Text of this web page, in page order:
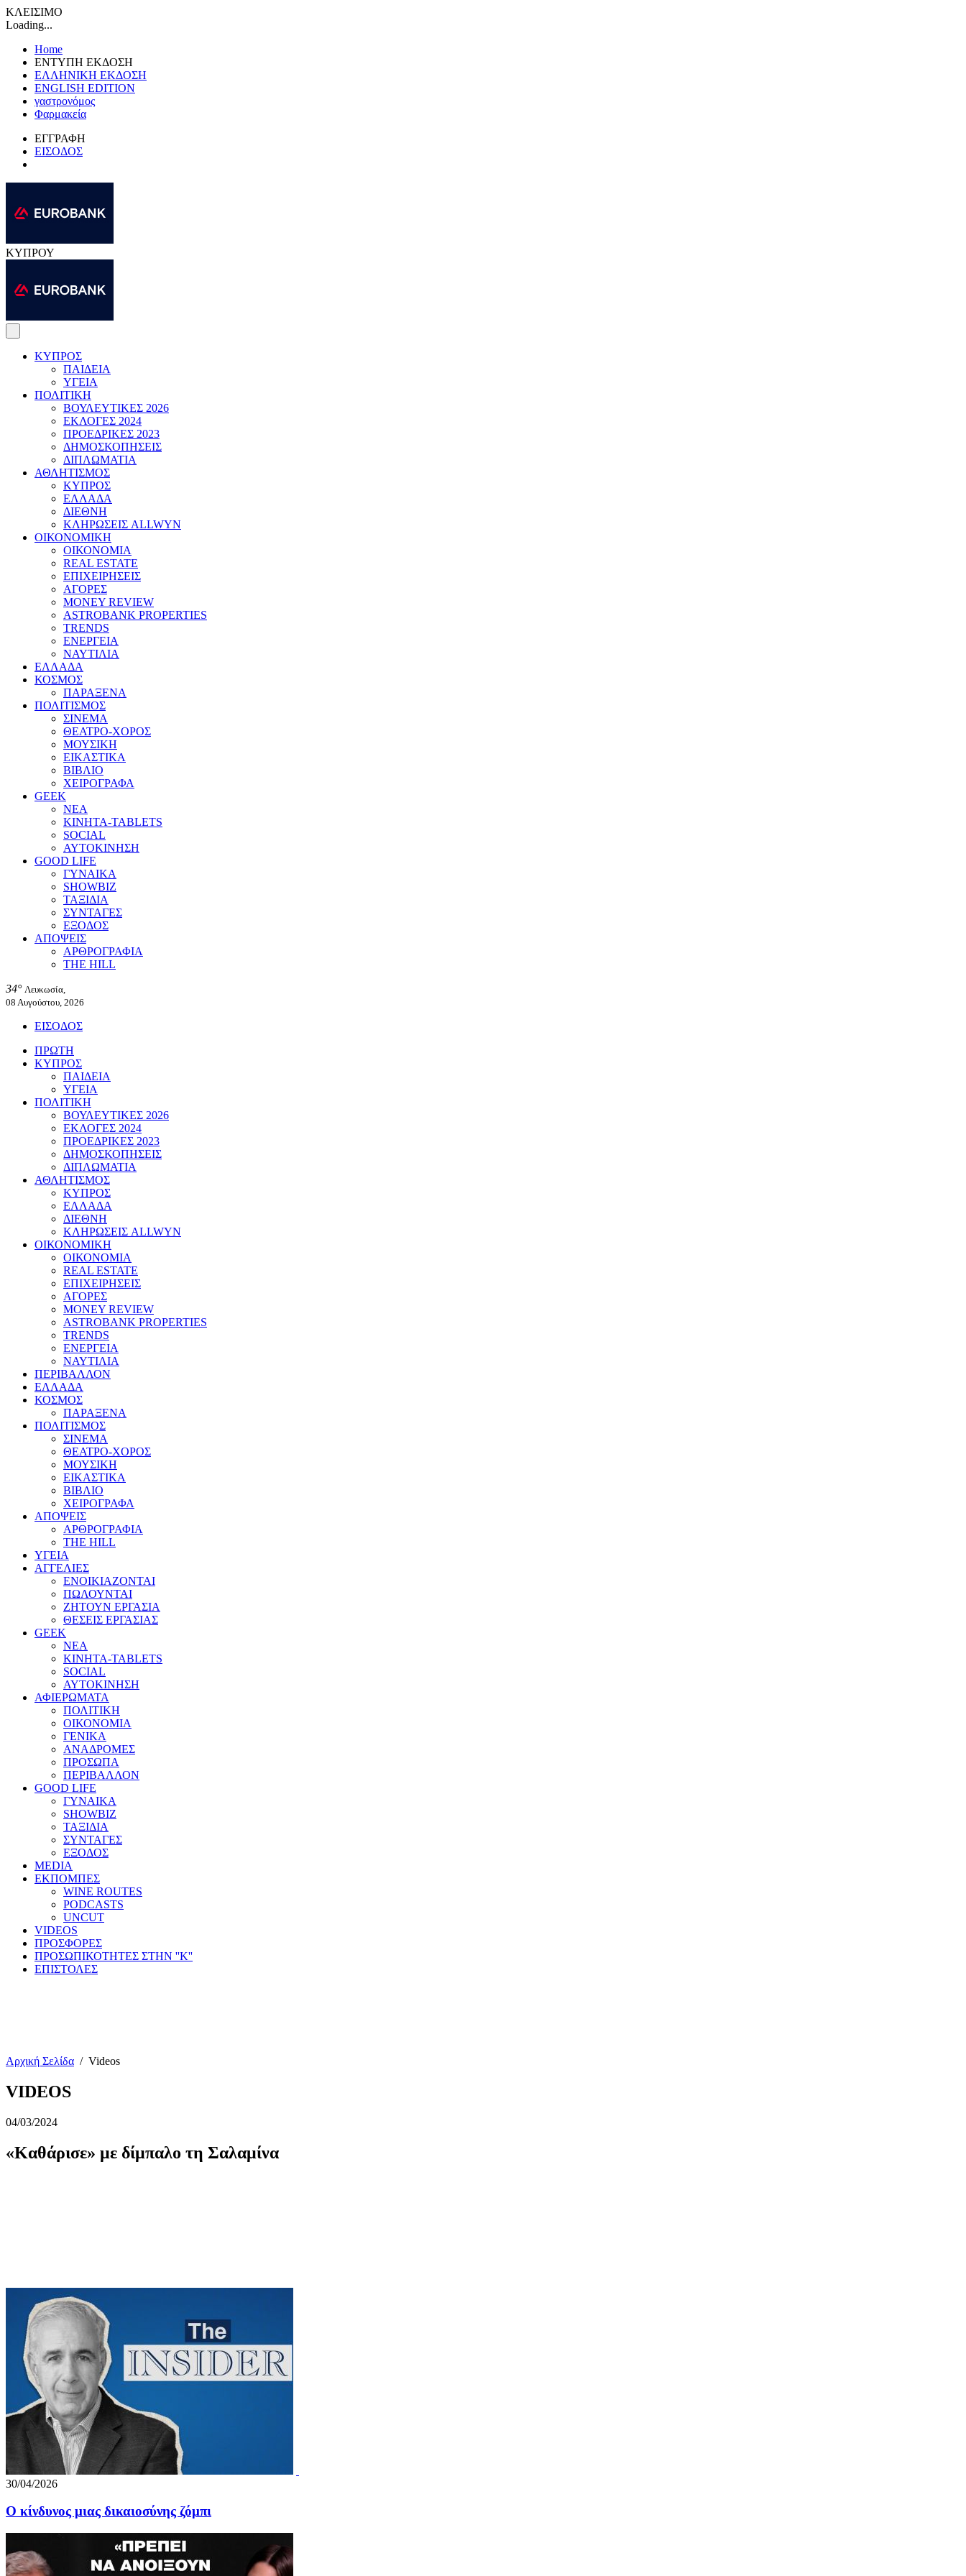
ΚΛΕΙΣΙΜΟ
Loading...
Home
ΕΝΤΥΠΗ ΕΚΔΟΣΗ
ΕΛΛΗΝΙΚΗ ΕΚΔΟΣΗ
ENGLISH EDITION
γαστρονόμος
Φαρμακεία
ΕΓΓΡΑΦΗ
ΕΙΣΟΔΟΣ
ΚΥΠΡΟΥ
ΚΥΠΡΟΣ
ΠΑΙΔΕΙΑ
ΥΓΕΙΑ
ΠΟΛΙΤΙΚΗ
ΒΟΥΛΕΥΤΙΚΕΣ 2026
ΕΚΛΟΓΕΣ 2024
ΠΡΟΕΔΡΙΚΕΣ 2023
ΔΗΜΟΣΚΟΠΗΣΕΙΣ
ΔΙΠΛΩΜΑΤΙΑ
ΑΘΛΗΤΙΣΜΟΣ
ΚΥΠΡΟΣ
ΕΛΛΑΔΑ
ΔΙΕΘΝΗ
ΚΛΗΡΩΣΕΙΣ ALLWYN
ΟΙΚΟΝΟΜΙΚΗ
ΟΙΚΟΝΟΜΙΑ
REAL ESTATE
ΕΠΙΧΕΙΡΗΣΕΙΣ
ΑΓΟΡΕΣ
MONEY REVIEW
ASTROBANK PROPERTIES
TRENDS
ΕΝΕΡΓΕΙΑ
ΝΑΥΤΙΛΙΑ
ΕΛΛΑΔΑ
ΚΟΣΜΟΣ
ΠΑΡΑΞΕΝΑ
ΠΟΛΙΤΙΣΜΟΣ
ΣΙΝΕΜΑ
ΘΕΑΤΡΟ-ΧΟΡΟΣ
ΜΟΥΣΙΚΗ
ΕΙΚΑΣΤΙΚΑ
ΒΙΒΛΙΟ
ΧΕΙΡΟΓΡΑΦΑ
GEEK
ΝΕΑ
ΚΙΝΗΤΑ-TABLETS
SOCIAL
ΑΥΤΟΚΙΝΗΣΗ
GOOD LIFE
ΓΥΝΑΙΚΑ
SHOWBIZ
ΤΑΞΙΔΙΑ
ΣΥΝΤΑΓΕΣ
ΕΞΟΔΟΣ
ΑΠΟΨΕΙΣ
ΑΡΘΡΟΓΡΑΦΙΑ
THE HILL
34° Λευκωσία,
08 Αυγούστου, 2026
ΕΙΣΟΔΟΣ
ΠΡΩΤΗ
ΚΥΠΡΟΣ
ΠΑΙΔΕΙΑ
ΥΓΕΙΑ
ΠΟΛΙΤΙΚΗ
ΒΟΥΛΕΥΤΙΚΕΣ 2026
ΕΚΛΟΓΕΣ 2024
ΠΡΟΕΔΡΙΚΕΣ 2023
ΔΗΜΟΣΚΟΠΗΣΕΙΣ
ΔΙΠΛΩΜΑΤΙΑ
ΑΘΛΗΤΙΣΜΟΣ
ΚΥΠΡΟΣ
ΕΛΛΑΔΑ
ΔΙΕΘΝΗ
ΚΛΗΡΩΣΕΙΣ ALLWYN
ΟΙΚΟΝΟΜΙΚΗ
ΟΙΚΟΝΟΜΙΑ
REAL ESTATE
ΕΠΙΧΕΙΡΗΣΕΙΣ
ΑΓΟΡΕΣ
MONEY REVIEW
ASTROBANK PROPERTIES
TRENDS
ΕΝΕΡΓΕΙΑ
ΝΑΥΤΙΛΙΑ
ΠΕΡΙΒΑΛΛΟΝ
ΕΛΛΑΔΑ
ΚΟΣΜΟΣ
ΠΑΡΑΞΕΝΑ
ΠΟΛΙΤΙΣΜΟΣ
ΣΙΝΕΜΑ
ΘΕΑΤΡΟ-ΧΟΡΟΣ
ΜΟΥΣΙΚΗ
ΕΙΚΑΣΤΙΚΑ
ΒΙΒΛΙΟ
ΧΕΙΡΟΓΡΑΦΑ
ΑΠΟΨΕΙΣ
ΑΡΘΡΟΓΡΑΦΙΑ
THE HILL
ΥΓΕΙΑ
ΑΓΓΕΛΙΕΣ
ΕΝΟΙΚΙΑΖΟΝΤΑΙ
ΠΩΛΟΥΝΤΑΙ
ΖΗΤΟΥΝ ΕΡΓΑΣΙΑ
ΘΕΣΕΙΣ ΕΡΓΑΣΙΑΣ
GEEK
ΝΕΑ
ΚΙΝΗΤΑ-TABLETS
SOCIAL
ΑΥΤΟΚΙΝΗΣΗ
ΑΦΙΕΡΩΜΑΤΑ
ΠΟΛΙΤΙΚΗ
ΟΙΚΟΝΟΜΙΑ
ΓΕΝΙΚΑ
ΑΝΑΔΡΟΜΕΣ
ΠΡΟΣΩΠΑ
ΠΕΡΙΒΑΛΛΟΝ
GOOD LIFE
ΓΥΝΑΙΚΑ
SHOWBIZ
ΤΑΞΙΔΙΑ
ΣΥΝΤΑΓΕΣ
ΕΞΟΔΟΣ
MEDIA
ΕΚΠΟΜΠΕΣ
WINE ROUTES
PODCASTS
UNCUT
VIDEOS
ΠΡΟΣΦΟΡΕΣ
ΠΡΟΣΩΠΙΚΟΤΗΤΕΣ ΣΤΗΝ ''Κ''
ΕΠΙΣΤΟΛΕΣ
Αρχική Σελίδα / Videos
VIDEOS
04/03/2024
«Καθάρισε» με δίμπαλο τη Σαλαμίνα
30/04/2026
Ο κίνδυνος μιας δικαιοσύνης ζόμπι